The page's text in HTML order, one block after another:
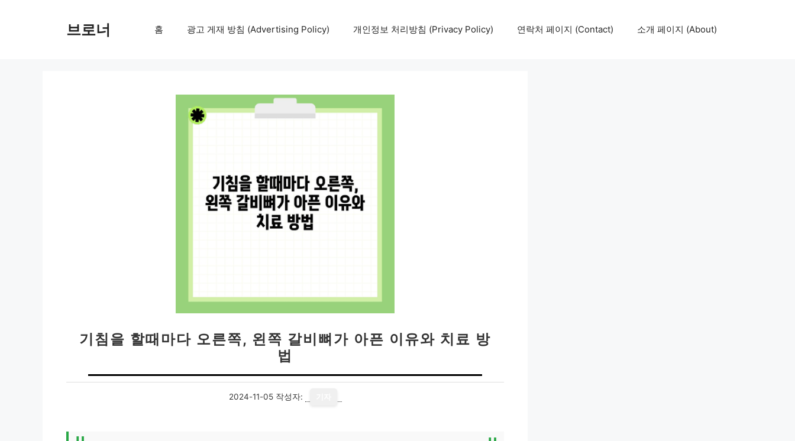
브로너 홈 광고 게재 방침 (Advertising Policy) 개인정보 처리방침 (Privacy Policy) 연락처 페이지 (Contact) 소개 페이지 (About)
기침을 할때마다 오른쪽, 왼쪽 갈비뼈가 아픈 이유와 치료 방
법
2024-11-05 작성자: